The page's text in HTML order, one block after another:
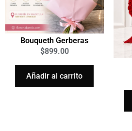
Bouqueth Gerberas
$899.00
Añadir al carrito